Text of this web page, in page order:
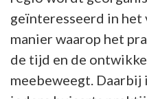
geïnteresseerd in het
manier waarop het
de tijd en de
meebeweegt.